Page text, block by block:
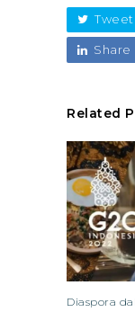
Tweet
Share
Related
Diaspora